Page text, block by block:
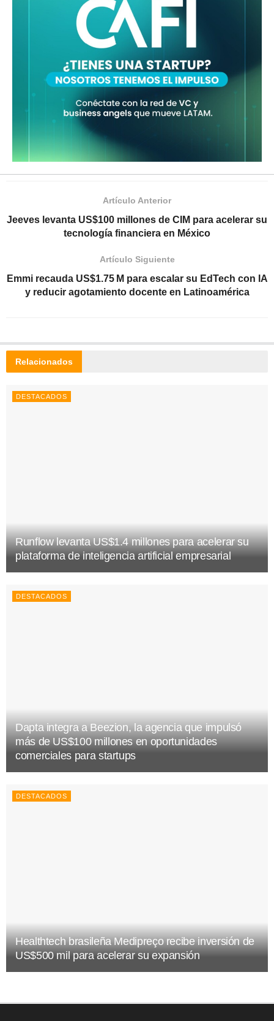
Artículo Anterior
Jeeves levanta US$100 millones de CIM para acelerar su
tecnología financiera en México
Artículo Siguiente
Emmi recauda US$1.75 M para escalar su EdTech con IA
y reducir agotamiento docente en Latinoamérica
Relacionados
DESTACADOS
Runflow levanta US$1.4 millones para acelerar su
plataforma de inteligencia artificial empresarial
DESTACADOS
Dapta integra a Beezion, la agencia que impulsó
más de US$100 millones en oportunidades
comerciales para startups
DESTACADOS
Healthtech brasileña Medipreço recibe inversión de
US$500 mil para acelerar su expansión